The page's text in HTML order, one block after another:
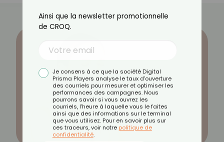
Ainsi que la newsletter promotionnelle
de CROQ.
Je consens à ce que la société Digital
Prisma Players analyse le taux d'ouverture
des courriels pour mesurer et optimiser les
performances des campagnes. Nous
pourrons savoir si vous ouvrez les
courriels, l'heure à laquelle vous le faites
ainsi que des informations sur le terminal
que vous utilisez. Pour en savoir plus sur
ces traceurs, voir notre politique de
confidentialité.